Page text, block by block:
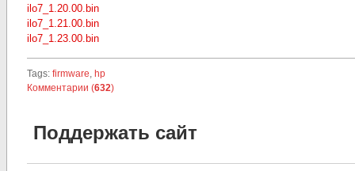
ilo7_1.20.00.bin
ilo7_1.21.00.bin
ilo7_1.23.00.bin
Tags: firmware, hp
Комментарии (632)
Поддержать сайт